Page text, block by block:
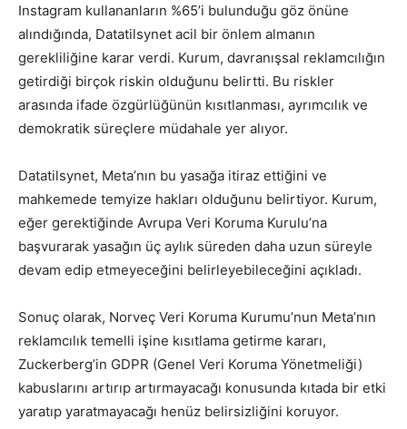
Instagram kullananların %65’i bulunduğu göz önüne
alındığında, Datatilsynet acil bir önlem almanın
gerekliliğine karar verdi. Kurum, davranışsal reklamcılığın
getirdiği birçok riskin olduğunu belirtti. Bu riskler
arasında ifade özgürlüğünün kısıtlanması, ayrımcılık ve
demokratik süreçlere müdahale yer alıyor.
Datatilsynet, Meta’nın bu yasağa itiraz ettiğini ve
mahkemede temyize hakları olduğunu belirtiyor. Kurum,
eğer gerektiğinde Avrupa Veri Koruma Kurulu’na
başvurarak yasağın üç aylık süreden daha uzun süreyle
devam edip etmeyeceğini belirleyebileceğini açıkladı.
Sonuç olarak, Norveç Veri Koruma Kurumu’nun Meta’nın
reklamcılık temelli işine kısıtlama getirme kararı,
Zuckerberg’in GDPR (Genel Veri Koruma Yönetmeliği)
kabuslarını artırıp artırmayacağı konusunda kıtada bir etki
yaratıp yaratmayacağı henüz belirsizliğini koruyor.